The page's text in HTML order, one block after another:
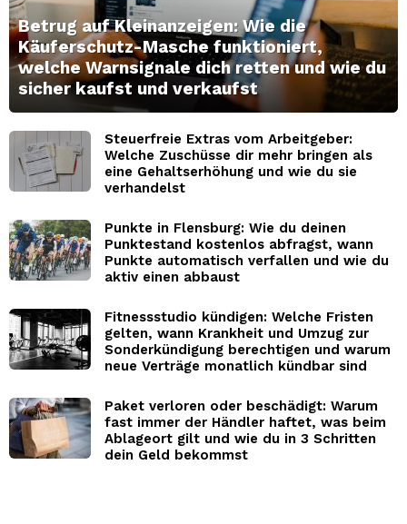
Betrug auf Kleinanzeigen: Wie die
Käuferschutz-Masche funktioniert,
welche Warnsignale dich retten und wie du
sicher kaufst und verkaufst
Steuerfreie Extras vom Arbeitgeber:
Welche Zuschüsse dir mehr bringen als
eine Gehaltserhöhung und wie du sie
verhandelst
Punkte in Flensburg: Wie du deinen
Punktestand kostenlos abfragst, wann
Punkte automatisch verfallen und wie du
aktiv einen abbaust
Fitnessstudio kündigen: Welche Fristen
gelten, wann Krankheit und Umzug zur
Sonderkündigung berechtigen und warum
neue Verträge monatlich kündbar sind
Paket verloren oder beschädigt: Warum
fast immer der Händler haftet, was beim
Ablageort gilt und wie du in 3 Schritten
dein Geld bekommst